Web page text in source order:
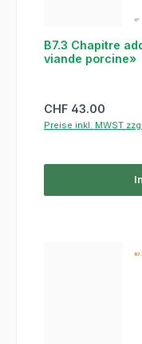
B7.3 Chapitre
viande porcine»
Regulärer Preis:
CHF 43.00
Preise inkl. MWST